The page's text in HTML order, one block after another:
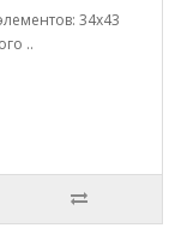
34х43
..